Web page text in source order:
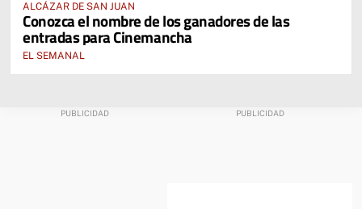
ALCÁZAR DE SAN JUAN
Conozca el nombre de los ganadores de las
entradas para Cinemancha
EL SEMANAL